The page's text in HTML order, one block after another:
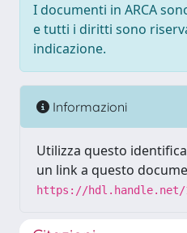
I documenti in ARCA
e tutti i diritti sono
indicazione.
Informazioni
Utilizza questo
un link a questo
https://hdl.handle.net/